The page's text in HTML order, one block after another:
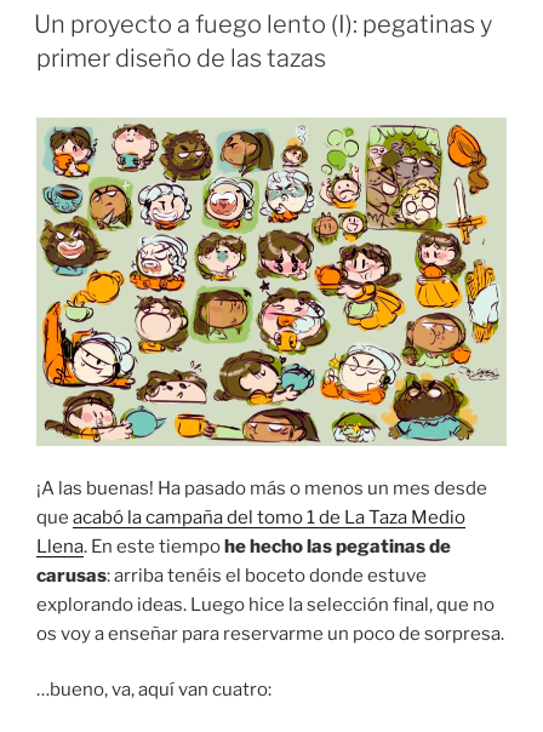
EL
Un proyecto a fuego lento (I): pegatinas y
primer diseño de las tazas
¡A las buenas! Ha pasado más o menos un mes desde
que acabó la campaña del tomo 1 de La Taza Medio
Llena. En este tiempohe hecho las pegatinas de
carusas: arriba tenéis el boceto donde estuve
explorando ideas. Luego hice la selección final, que no
os voy a enseñar para reservarme un poco de sorpresa.
…bueno, va, aquí van cuatro: